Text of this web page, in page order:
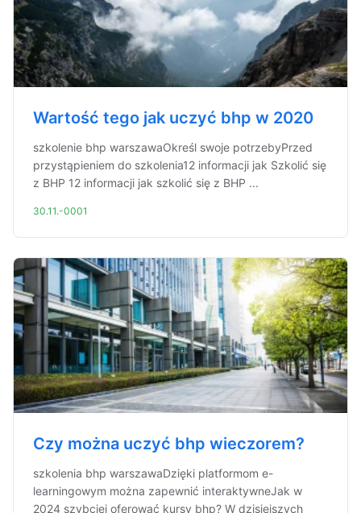
Wartość tego jak uczyć bhp w 2020
szkolenie bhp warszawaOkreśl swoje potrzebyPrzed
przystąpieniem do szkolenia12 informacji jak Szkolić się
z BHP 12 informacji jak szkolić się z BHP ...
30.11.-0001
Czy można uczyć bhp wieczorem?
szkolenia bhp warszawaDzięki platformom e-
learningowym można zapewnić interaktywneJak w
2024 szybciej oferować kursy bhp? W dzisiejszych